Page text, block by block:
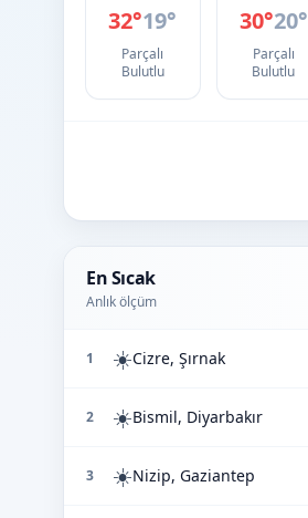
32°19°
Parçalı
Bulutlu
30°20°
Parçalı
Bulutlu
En Sıcak
Anlık ölçüm
1 ☀️Cizre, Şırnak
2 ☀️Bismil, Diyarbakır
3 ☀️Nizip, Gaziantep